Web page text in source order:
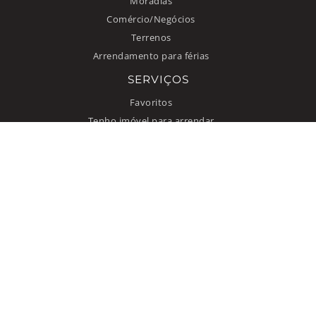
Comércio/Negócios
Terrenos
Arrendamento para férias
SERVIÇOS
Favoritos
Tenho imóvel para arrendar